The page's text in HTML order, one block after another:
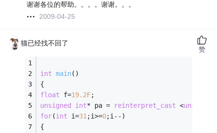
谢谢各位的帮助。。。。谢谢。。。
2009-04-25
猫已经找不回了
int main()
{
float f=19.2F;
unsigned
int* pa = reinterpret_cast <unsigned
for(int i=31;i>=0;i--)
{
赞